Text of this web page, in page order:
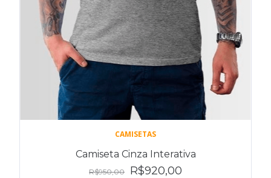
CAMISETAS
Camiseta Cinza Interativa
R$950,00 R$920,00